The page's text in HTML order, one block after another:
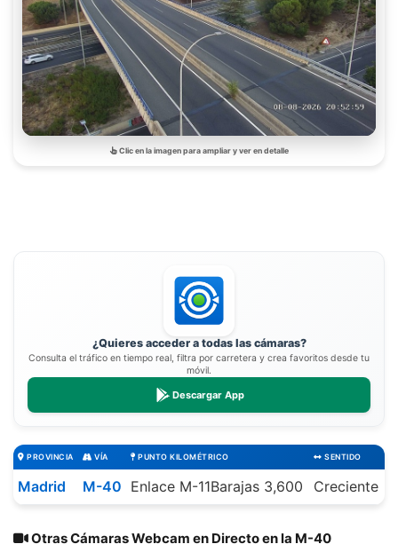
Clic en la imagen para ampliar y ver en detalle
¿Quieres acceder a todas las cámaras?
Consulta el tráfico en tiempo real, filtra por carretera y crea favoritos desde tu
móvil.
Descargar App
PROVINCIA VÍA PUNTO KILOMÉTRICO SENTIDO
Madrid M-40 Enlace M-11Barajas 3,600 Creciente
Otras Cámaras Webcam en Directo en la M-40